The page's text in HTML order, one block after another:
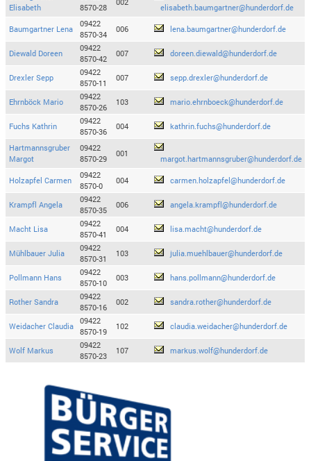
Elisabeth
8570-28
elisabeth.baumgartner@hunderdorf.de
Baumgartner Lena
09422
8570-34
006 lena.baumgartner@hunderdorf.de
Diewald Doreen
09422
8570-42
007 doreen.diewald@hunderdorf.de
Drexler Sepp
09422
8570-11
007 sepp.drexler@hunderdorf.de
Ehrnböck Mario
09422
8570-26
103 mario.ehrnboeck@hunderdorf.de
Fuchs Kathrin
09422
8570-36
004 kathrin.fuchs@hunderdorf.de
Hartmannsgruber
Margot
09422
8570-29
001
margot.hartmannsgruber@hunderdorf.de
Holzapfel Carmen
09422
8570-0
004 carmen.holzapfel@hunderdorf.de
Krampfl Angela
09422
8570-35
006 angela.krampfl@hunderdorf.de
Macht Lisa
09422
8570-41
004 lisa.macht@hunderdorf.de
Mühlbauer Julia
09422
8570-31
103 julia.muehlbauer@hunderdorf.de
Pollmann Hans
09422
8570-10
003 hans.pollmann@hunderdorf.de
Rother Sandra
09422
8570-16
002 sandra.rother@hunderdorf.de
Weidacher Claudia
09422
8570-19
102 claudia.weidacher@hunderdorf.de
Wolf Markus
09422
8570-23
107 markus.wolf@hunderdorf.de